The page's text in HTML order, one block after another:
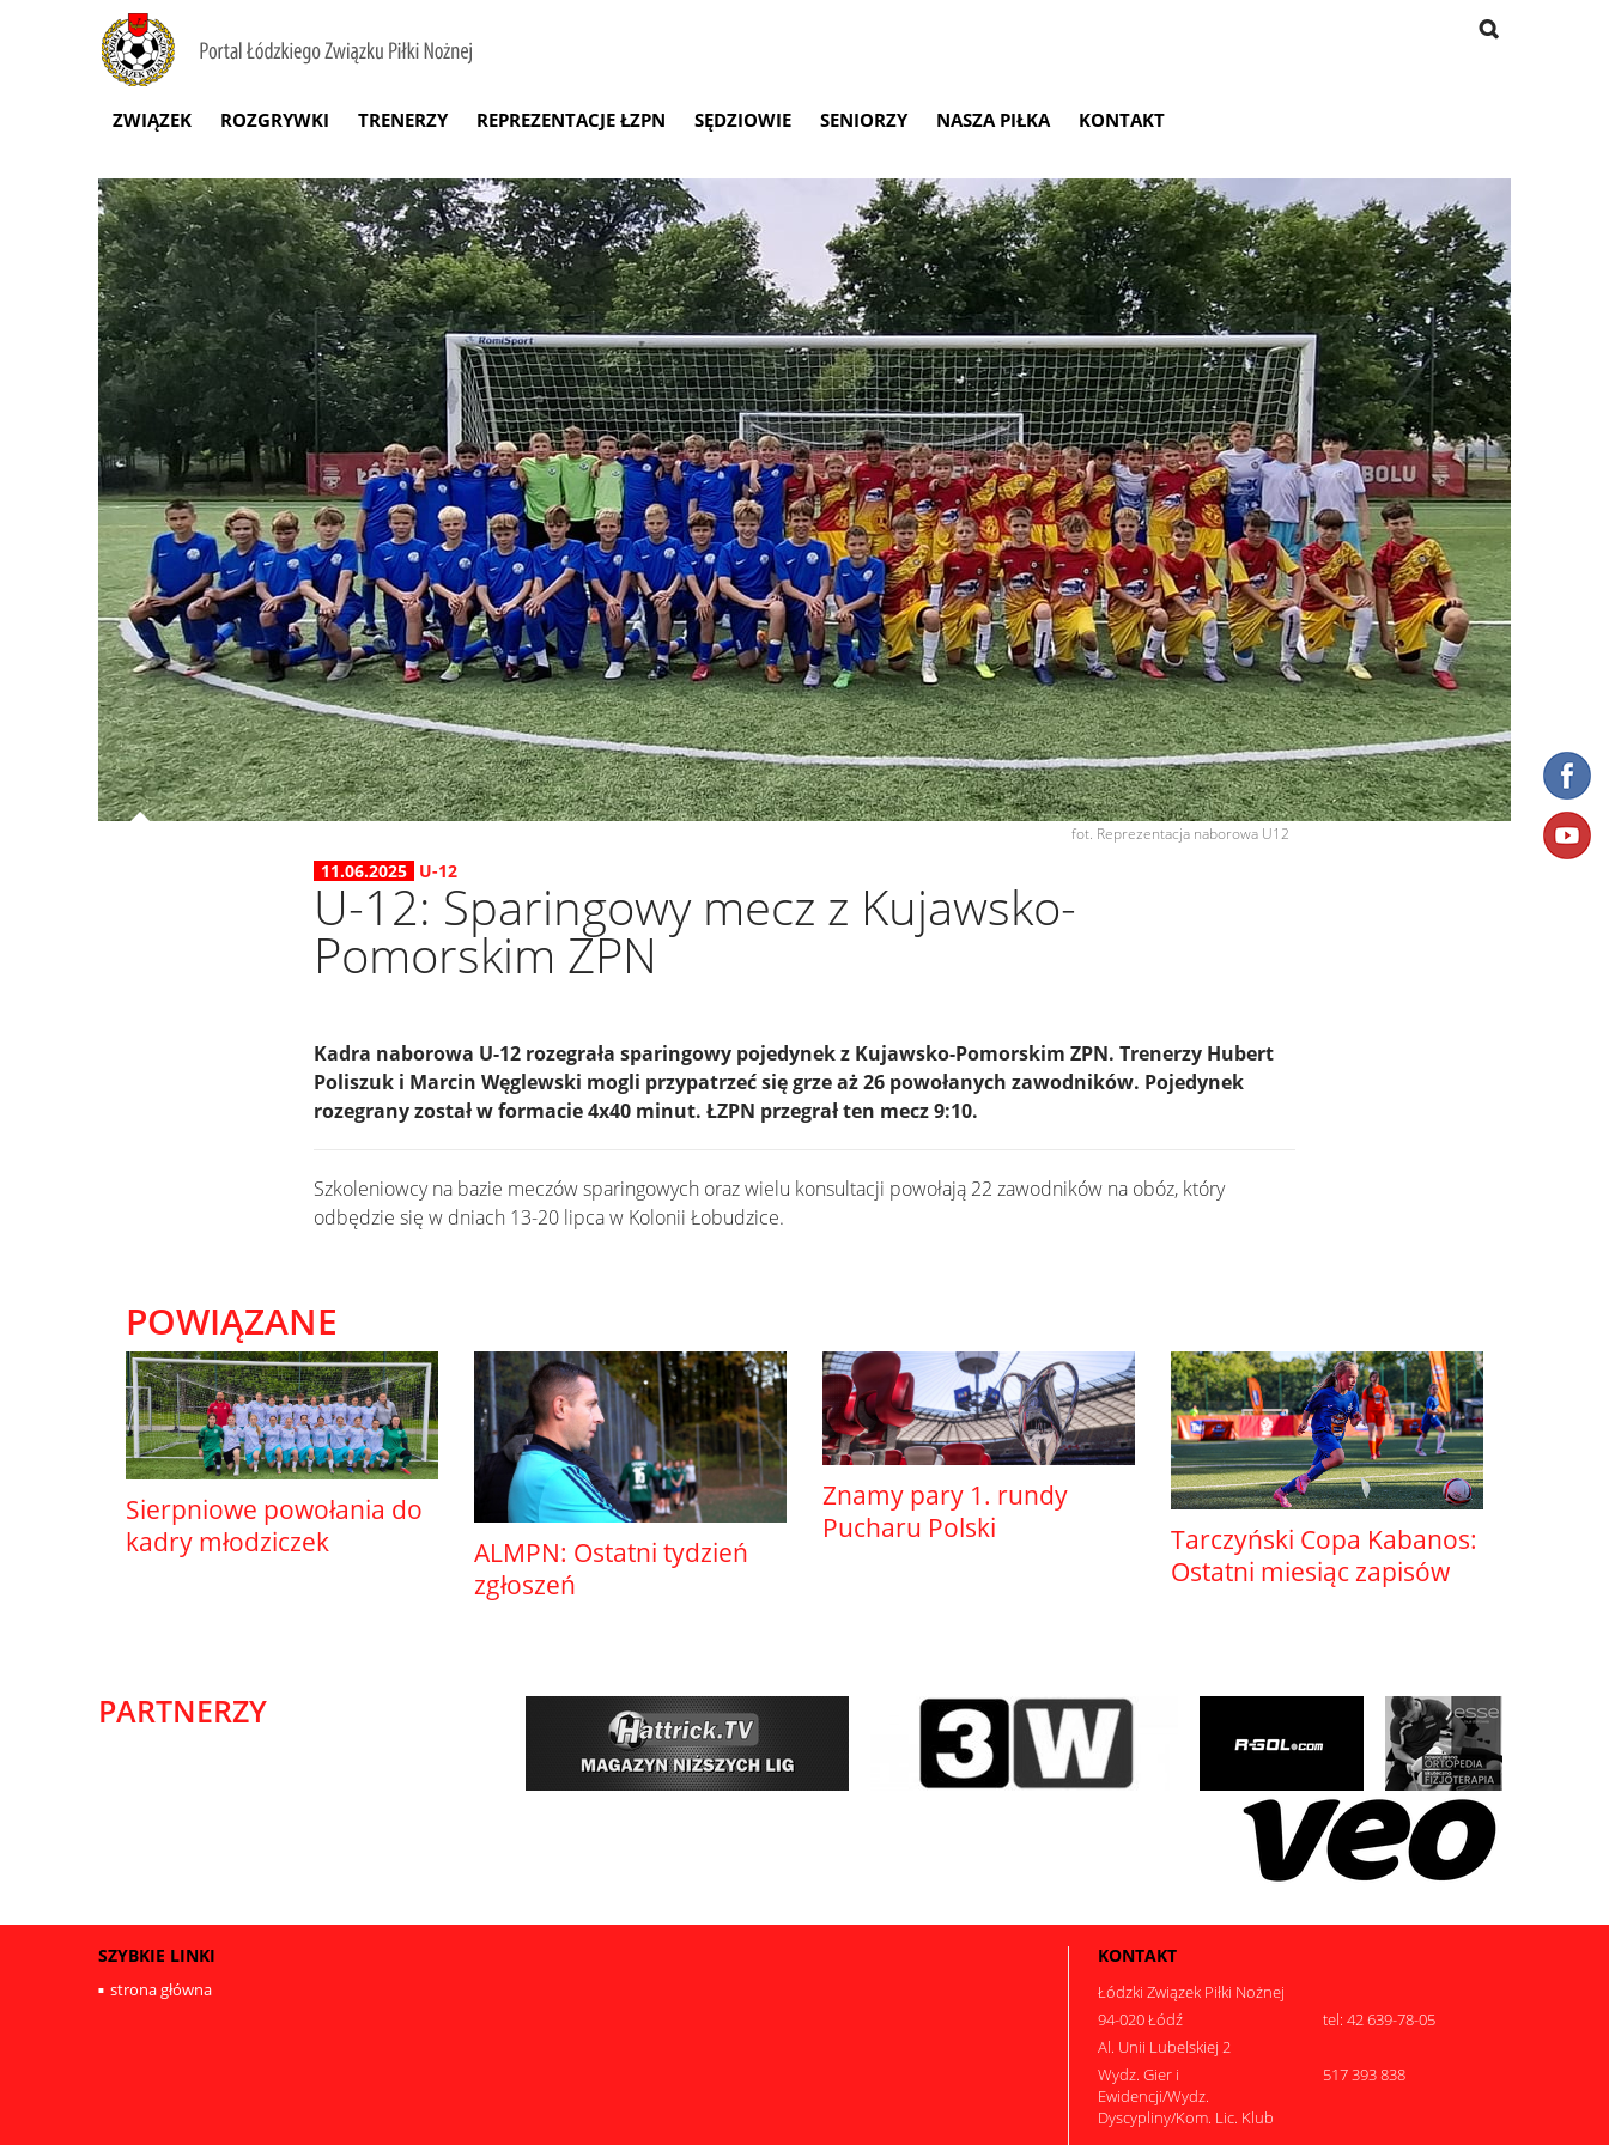
ZWIĄZEK ROZGRYWKI TRENERZY REPREZENTACJE ŁZPN SĘDZIOWIE SENIORZY NASZA PIŁKA KONTAKT
fot. Reprezentacja naborowa U12
11.06.2025 U-12
U-12: Sparingowy mecz z Kujawsko-
Pomorskim ZPN
Kadra naborowa U-12 rozegrała sparingowy pojedynek z Kujawsko-Pomorskim ZPN. Trenerzy Hubert
Poliszuk i Marcin Węglewski mogli przypatrzeć się grze aż 26 powołanych zawodników. Pojedynek
rozegrany został w formacie 4x40 minut. ŁZPN przegrał ten mecz 9:10.
Szkoleniowcy na bazie meczów sparingowych oraz wielu konsultacji powołają 22 zawodników na obóz, który
odbędzie się w dniach 13-20 lipca w Kolonii Łobudzice.
POWIĄZANE
Sierpniowe powołania do
kadry młodziczek
ALMPN: Ostatni tydzień
zgłoszeń
Znamy pary 1. rundy
Pucharu Polski
Tarczyński Copa Kabanos:
Ostatni miesiąc zapisów
PARTNERZY
SZYBKIE LINKI
strona główna
KONTAKT
Łódzki Związek Piłki Nożnej
94-020 Łódź
tel: 42 639-78-05
Al. Unii Lubelskiej 2
Wydz. Gier i
Ewidencji/Wydz.
Dyscypliny/Kom. Lic. Klub
517 393 838